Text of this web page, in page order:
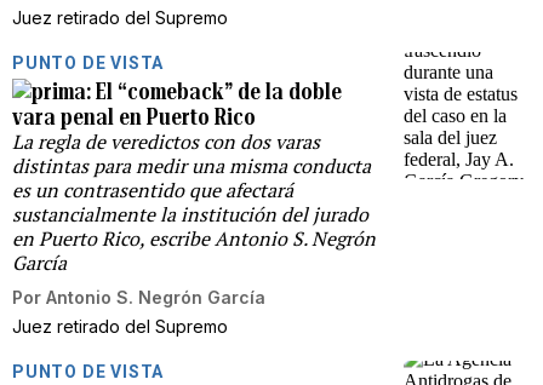
Juez retirado del Supremo
PUNTO DE VISTA
El “comeback” de la doble
vara penal en Puerto Rico
La regla de veredictos con dos varas
distintas para medir una misma conducta
es un contrasentido que afectará
sustancialmente la institución del jurado
en Puerto Rico, escribe Antonio S. Negrón
García
Por Antonio S. Negrón García
Juez retirado del Supremo
PUNTO DE VISTA